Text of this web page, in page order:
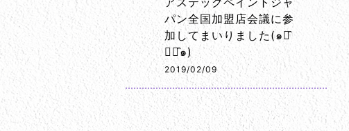
パン全国加盟店会議に参
加してまいりました(๑･̑
◡･̑๑)
2019/02/09